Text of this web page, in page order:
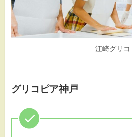
江崎グリコ
グリコピア神戸